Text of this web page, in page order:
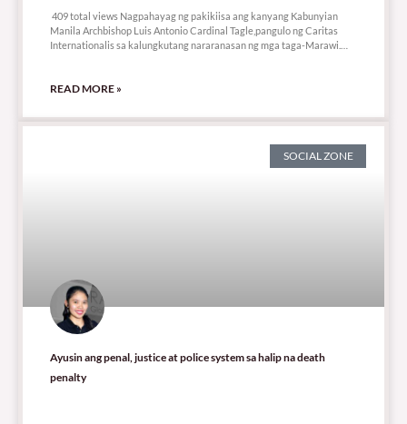
409 total views Nagpahayag ng pakikiisa ang kanyang Kabunyian
Manila Archbishop Luis Antonio Cardinal Tagle,pangulo ng Caritas
Internationalis sa kalungkutang nararanasan ng mga taga-Marawi.
READ MORE »
SOCIAL ZONE
Ayusin ang penal, justice at police system sa halip na death
penalty